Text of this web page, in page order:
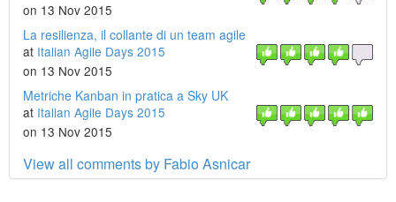
on 13 Nov 2015
La resilienza, il collante di un team agile
at Italian Agile Days 2015
on 13 Nov 2015
Metriche Kanban in pratica a Sky UK
at Italian Agile Days 2015
on 13 Nov 2015
View all comments by Fabio Asnicar